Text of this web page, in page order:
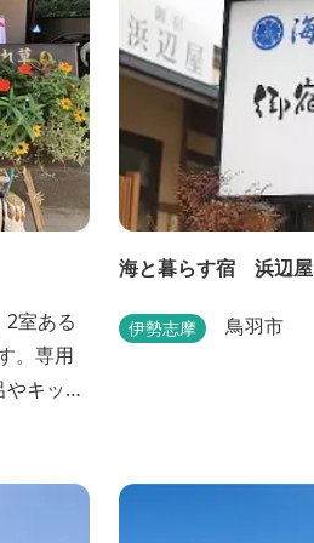
室ある
。専用
キッチ
海と暮らす宿 浜辺屋
伊勢志摩 鳥羽市